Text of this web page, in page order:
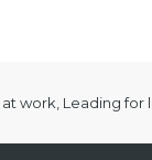
work, Leading for